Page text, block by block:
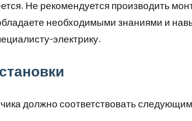
Не рекомендуется производить
необходимыми знаниями и
электрику.
должно соответствовать